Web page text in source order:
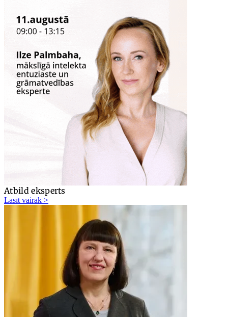
Atbild eksperts
Lasīt vairāk >